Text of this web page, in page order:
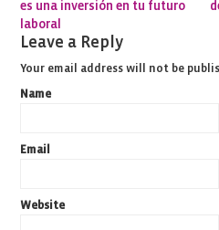
es una inversión en tu futuro
laboral
Leave a Reply
Your email address will not be
Name
Email
Website